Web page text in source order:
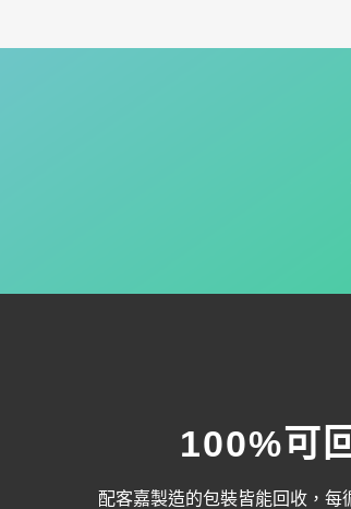
100%可
配客嘉製造的包裝皆能回收，每